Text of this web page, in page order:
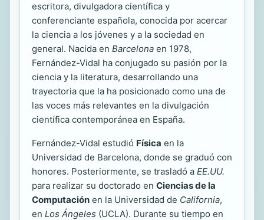
escritora, divulgadora científica y
conferenciante española, conocida por acercar
la ciencia a los jóvenes y a la sociedad en
general. Nacida en Barcelona en 1978,
Fernández-Vidal ha conjugado su pasión por la
ciencia y la literatura, desarrollando una
trayectoria que la ha posicionado como una de
las voces más relevantes en la divulgación
científica contemporánea en España.
Fernández-Vidal estudió Física en la
Universidad de Barcelona, donde se graduó con
honores. Posteriormente, se trasladó a EE.UU.
para realizar su doctorado en Ciencias de la
Computación en la Universidad de California,
en Los Ángeles (UCLA). Durante su tiempo en